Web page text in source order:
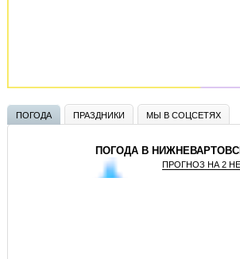
ПОГОДА ПРАЗДНИКИ МЫ В СОЦСЕТЯХ
ПОГОДА В
ПРОГНОЗ НА 2